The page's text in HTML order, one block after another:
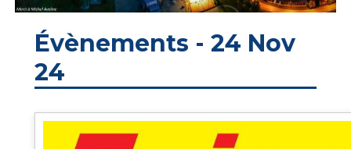
Évènements - 24 Nov
24